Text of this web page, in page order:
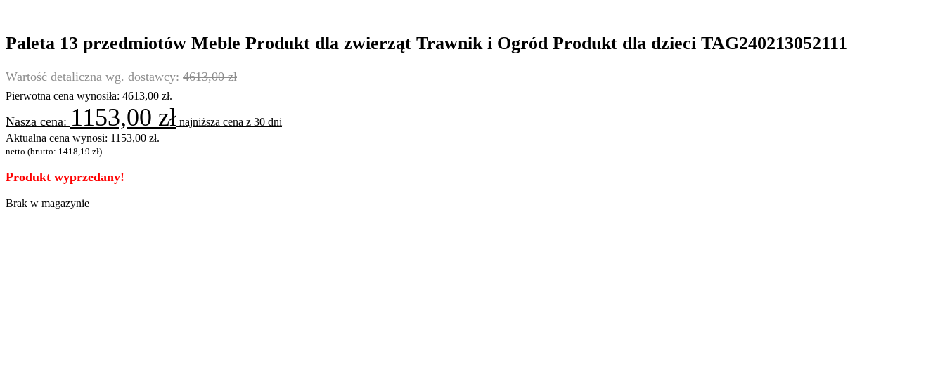
Paleta 13 przedmiotów Meble Produkt dla zwierząt Trawnik i Ogród Produkt dla dzieci TAG240213052111
4613,00zł
Pierwotna cena wynosiła: 4613,00 zł.
1153,00 zł najniższa cena z 30 dni
Aktualna cena wynosi: 1153,00 zł.
netto (brutto: 1418,19 zł)
Produkt wyprzedany!
Brak w magazynie